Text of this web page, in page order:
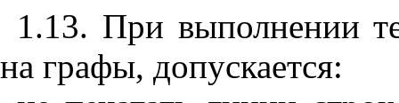
1.13. При выполнении
на графы, допускается: